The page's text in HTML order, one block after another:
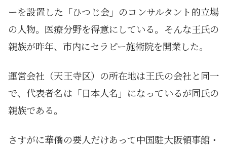
ーを設置した「ひつじ会」のコンサルタント的立場
の人物。医療分野を得意にしている。そんな王氏の
親族が昨年、市内にセラピー施術院を開業した。
運営会社（天王寺区）の所在地は王氏の会社と同一
で、代表者名は「日本人名」になっているが同氏の
親族である。
さすがに華僑の要人だけあって中国駐大阪領事館・